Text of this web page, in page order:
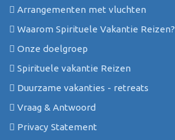
Arrangementen met vluchten
Waarom Spirituele Vakantie Reizen?
Onze doelgroep
Spirituele vakantie Reizen
Duurzame vakanties - retreats
Vraag & Antwoord
Privacy Statement